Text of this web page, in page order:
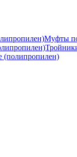
Муфты
(полипропилен)